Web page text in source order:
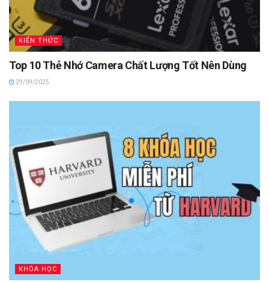
KIẾN THỨC
Top 10 Thẻ Nhớ Camera Chất Lượng Tốt Nên Dùng
29/09/2025
KHÓA HỌC